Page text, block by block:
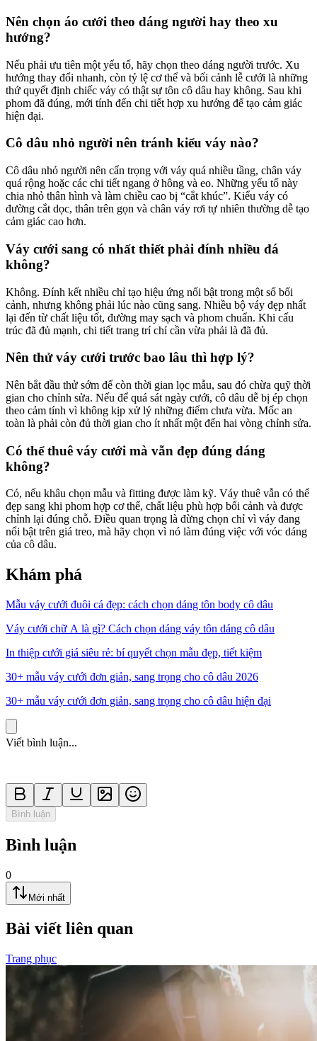
Nên chọn áo cưới theo dáng người hay theo xu
hướng?
Nếu phải ưu tiên một yếu tố, hãy chọn theo dáng người trước. Xu
hướng thay đổi nhanh, còn tỷ lệ cơ thể và bối cảnh lễ cưới là những
thứ quyết định chiếc váy có thật sự tôn cô dâu hay không. Sau khi
phom đã đúng, mới tính đến chi tiết hợp xu hướng để tạo cảm giác
hiện đại.
Cô dâu nhỏ người nên tránh kiểu váy nào?
Cô dâu nhỏ người nên cẩn trọng với váy quá nhiều tầng, chân váy
quá rộng hoặc các chi tiết ngang ở hông và eo. Những yếu tố này
chia nhỏ thân hình và làm chiều cao bị “cắt khúc”. Kiểu váy có
đường cắt dọc, thân trên gọn và chân váy rơi tự nhiên thường dễ tạo
cảm giác cao hơn.
Váy cưới sang có nhất thiết phải đính nhiều đá
không?
Không. Đính kết nhiều chỉ tạo hiệu ứng nổi bật trong một số bối
cảnh, nhưng không phải lúc nào cũng sang. Nhiều bộ váy đẹp nhất
lại đến từ chất liệu tốt, đường may sạch và phom chuẩn. Khi cấu
trúc đã đủ mạnh, chi tiết trang trí chỉ cần vừa phải là đã đủ.
Nên thử váy cưới trước bao lâu thì hợp lý?
Nên bắt đầu thử sớm để còn thời gian lọc mẫu, sau đó chừa quỹ thời
gian cho chỉnh sửa. Nếu để quá sát ngày cưới, cô dâu dễ bị ép chọn
theo cảm tính vì không kịp xử lý những điểm chưa vừa. Mốc an
toàn là phải còn đủ thời gian cho ít nhất một đến hai vòng chỉnh sửa.
Có thể thuê váy cưới mà vẫn đẹp đúng dáng
không?
Có, nếu khâu chọn mẫu và fitting được làm kỹ. Váy thuê vẫn có thể
đẹp sang khi phom hợp cơ thể, chất liệu phù hợp bối cảnh và được
chỉnh lại đúng chỗ. Điều quan trọng là đừng chọn chỉ vì váy đang
nổi bật trên giá treo, mà hãy chọn vì nó làm đúng việc với vóc dáng
của cô dâu.
Khám phá
Mẫu váy cưới đuôi cá đẹp: cách chọn dáng tôn body cô dâu
Váy cưới chữ A là gì? Cách chọn dáng váy tôn dáng cô dâu
In thiệp cưới giá siêu rẻ: bí quyết chọn mẫu đẹp, tiết kiệm
30+ mẫu váy cưới đơn giản, sang trọng cho cô dâu 2026
30+ mẫu váy cưới đơn giản, sang trọng cho cô dâu hiện đại
Viết bình luận...
Bình luận
Bình luận
0
Mới nhất
Bài viết liên quan
Trang phục